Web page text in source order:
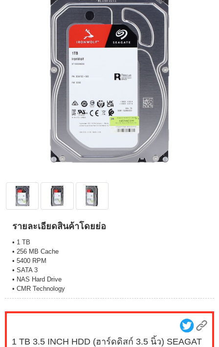
รายละเอียดสินค้าโดยย่อ
• 1 TB
• 256 MB Cache
• 5400 RPM
• SATA 3
• NAS Hard Drive
• CMR Technology
1 TB 3.5 INCH HDD (ฮาร์ดดิสก์ 3.5 นิ้ว) SEAGAT